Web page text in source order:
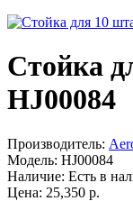
Стойка
HJ00084
Производитель:
Модель: HJ00084
Наличие: Есть в
Цена: 25,350 р.